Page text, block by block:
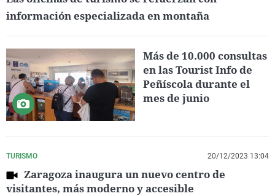
información especializada en montaña
Más de 10.000 consultas
en las Tourist Info de
Peñíscola durante el
mes de junio
TURISMO 20/12/2023 13:04
Zaragoza inaugura un nuevo centro de
visitantes, más moderno y accesible